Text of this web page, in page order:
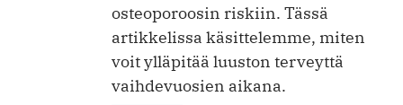
osteoporoosin riskiin. Tässä
artikkelissa käsittelemme, miten
voit ylläpitää luuston terveyttä
vaihdevuosien aikana.